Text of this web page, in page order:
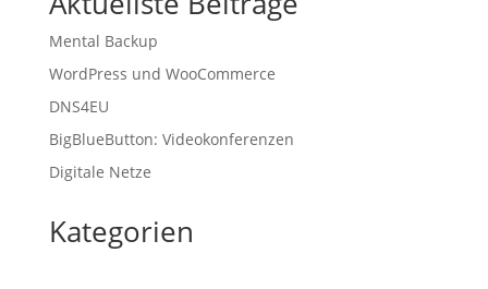
Mental Backup
WordPress und WooCommerce
DNS4EU
BigBlueButton: Videokonferenzen
Digitale Netze
Kategorien